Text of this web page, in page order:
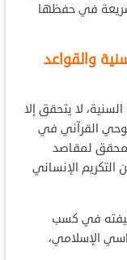
في حفظها
والقواعد
لا يتحقق إلا
القرآني في
لمقاصد
التكريم الإنساني
في كسب
الإسلامي،